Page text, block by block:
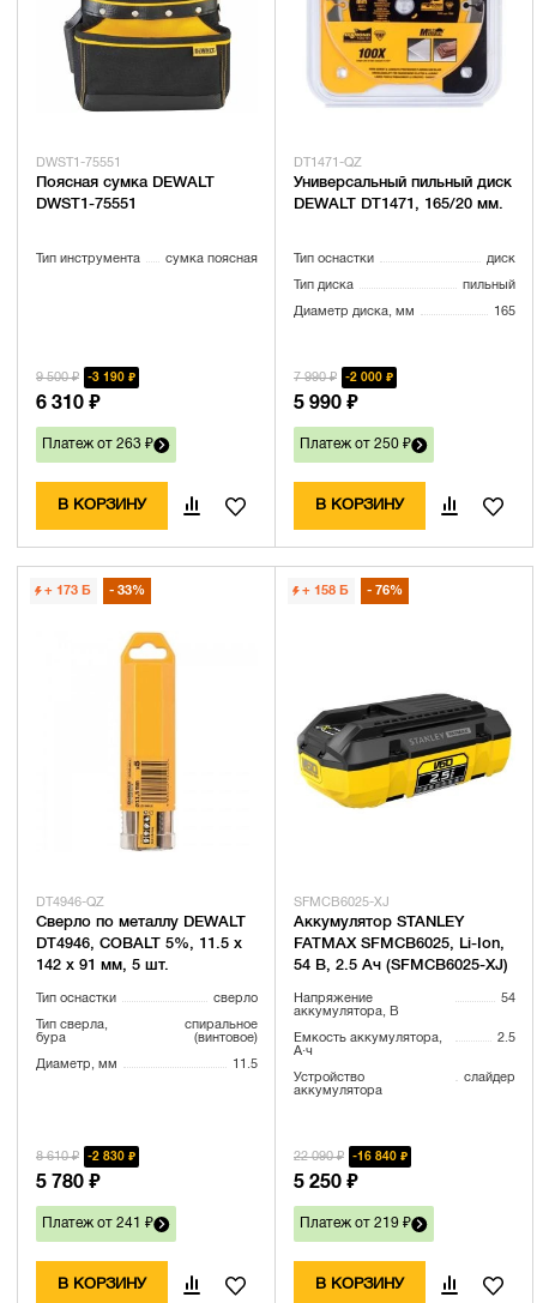
DWST1-75551
Поясная сумка DEWALT
DWST1-75551
Тип инструмента сумка поясная
9 500 ₽ 3 190 ₽
6 310 ₽
Платеж от 263 ₽
В КОРЗИНУ
DT1471-QZ
Универсальный пильный диск
DEWALT DT1471, 165/20 мм.
Тип оснастки диск
Тип диска пильный
Диаметр диска, мм 165
7 990 ₽ 2 000 ₽
5 990 ₽
Платеж от 250 ₽
В КОРЗИНУ
+ 173 Б 33%
DT4946-QZ
Сверло по металлу DEWALT
DT4946, COBALT 5%, 11.5 x
142 x 91 мм, 5 шт.
Тип оснастки сверло
Тип сверла,
бура
спиральное
(винтовое)
Диаметр, мм 11.5
8 610 ₽ 2 830 ₽
5 780 ₽
Платеж от 241 ₽
В КОРЗИНУ
+ 158 Б 76%
SFMCB6025-XJ
Аккумулятор STANLEY
FATMAX SFMCB6025, Li-Ion,
54 В, 2.5 Ач (SFMCB6025-XJ)
Напряжение
аккумулятора, В
54
Емкость аккумулятора,
А·ч
2.5
Устройство
аккумулятора
слайдер
22 090 ₽ 16 840 ₽
5 250 ₽
Платеж от 219 ₽
В КОРЗИНУ